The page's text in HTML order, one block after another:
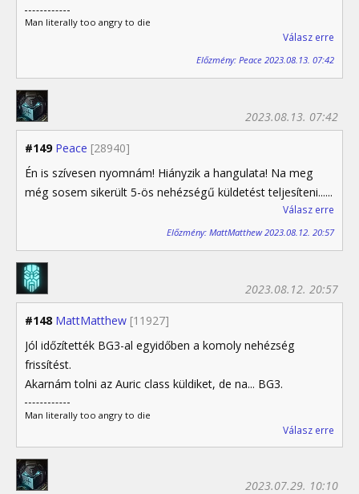
Man literally too angry to die
Válasz erre
Előzmény: Peace 2023.08.13. 07:42
#149 Peace [28940]
2023.08.13. 07:42
Én is szívesen nyomnám! Hiányzik a hangulata! Na meg
még sosem sikerült 5-ös nehézségű küldetést teljesíteni......
Válasz erre
Előzmény: MattMatthew 2023.08.12. 20:57
#148 MattMatthew [11927]
2023.08.12. 20:57
Jól időzítették BG3-al egyidőben a komoly nehézség
frissítést.
Akarnám tolni az Auric class küldiket, de na... BG3.
Man literally too angry to die
Válasz erre
2023.07.29. 10:10